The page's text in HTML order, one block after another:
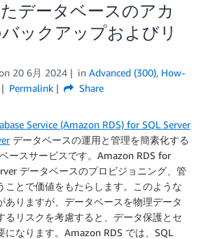
データベースのアカ
ックアップおよびリ
20 6月 2024 in Advanced (300), How-
Permalink Share
Service (Amazon RDS) for SQL Server
データベースの運用と管理を簡素化する
ースサービスです。Amazon RDS for
データベースのプロビジョニング、管
ことで価値をもたらします。このような
ありますが、データベースを物理データ
るリスクを考慮すると、データ保護とセ
になります。Amazon RDS では、SQL